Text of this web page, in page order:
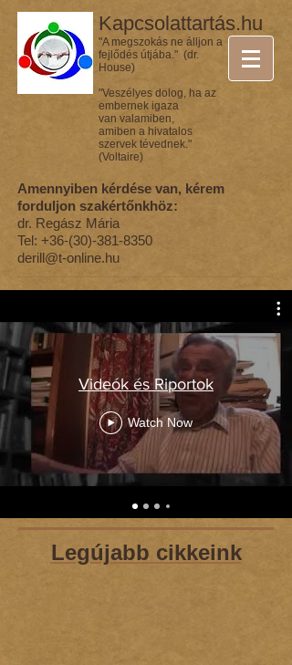
Kapcsolattartás.hu
"A megszokás ne álljon a
fejlődés útjába." (dr.
House)
"Veszélyes dolog, ha az
embernek igaza
van valamiben,
amiben a hivatalos
szervek tévednek."
(Voltaire)
Amennyiben kérdése van, kérem
forduljon szakértőnkhöz:
dr. Regász Mária
Tel: +36-(30)-381-8350
derill@t-online.hu
Videók és Riportok
Watch Now
Legújabb cikkeink